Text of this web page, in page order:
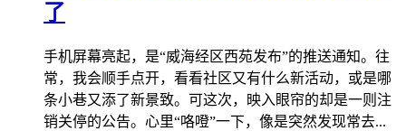
了
手机屏幕亮起，是“威海经区西苑发布”的推送通知。往
常，我会顺手点开，看看社区又有什么新活动，或是哪
条小巷又添了新景致。可这次，映入眼帘的却是一则注
销关停的公告。心里“咯噔”一下，像是突然发现常去...